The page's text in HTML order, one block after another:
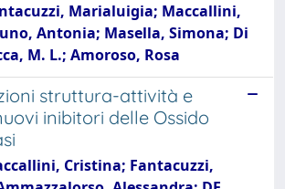
Marialuigia; Maccallini,
Antonia; Masella, Simona; Di
M. L.; Amoroso, Rosa
struttura-attività e
inibitori delle Ossido
Cristina; Fantacuzzi,